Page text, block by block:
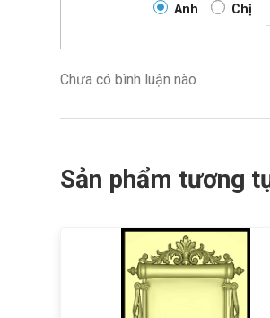
Anh Chị
Chưa có bình luận nào
Sản phẩm tương